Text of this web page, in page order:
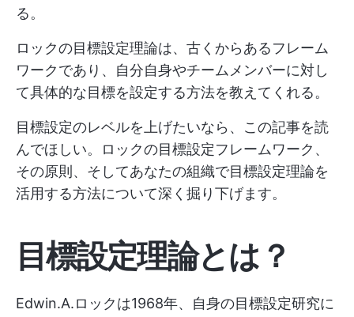
る。
ロックの目標設定理論は、古くからあるフレーム
ワークであり、自分自身やチームメンバーに対し
て具体的な目標を設定する方法を教えてくれる。
目標設定のレベルを上げたいなら、この記事を読
んでほしい。ロックの目標設定フレームワーク、
その原則、そしてあなたの組織で目標設定理論を
活用する方法について深く掘り下げます。
目標設定理論とは？
Edwin.A.ロックは1968年、自身の目標設定研究に